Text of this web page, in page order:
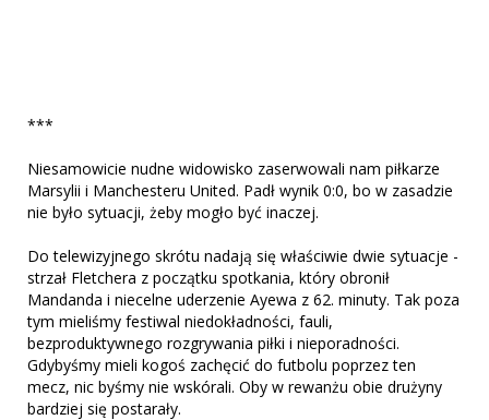
***
Niesamowicie nudne widowisko zaserwowali nam piłkarze
Marsylii i Manchesteru United. Padł wynik 0:0, bo w zasadzie
nie było sytuacji, żeby mogło być inaczej.
Do telewizyjnego skrótu nadają się właściwie dwie sytuacje -
strzał Fletchera z początku spotkania, który obronił
Mandanda i niecelne uderzenie Ayewa z 62. minuty. Tak poza
tym mieliśmy festiwal niedokładności, fauli,
bezproduktywnego rozgrywania piłki i nieporadności.
Gdybyśmy mieli kogoś zachęcić do futbolu poprzez ten
mecz, nic byśmy nie wskórali. Oby w rewanżu obie drużyny
bardziej się postarały.